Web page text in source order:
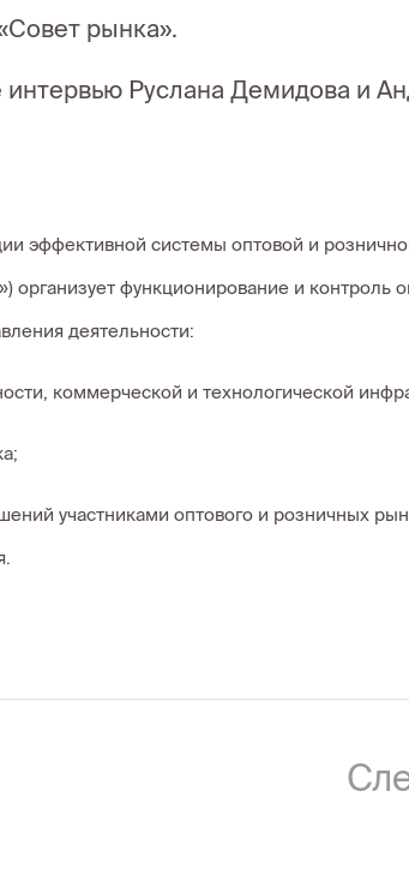
рынка».
интервью Руслана Демидова и
эффективной системы оптовой и
функционирование и контроль
деятельности:
коммерческой и технологической
участниками оптового и розничных